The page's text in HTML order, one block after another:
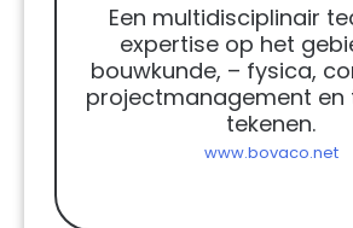
Een multidisciplinair
expertise op het
bouwkunde, – fysica,
projectmanagement en
tekenen.
www.bovaco.net